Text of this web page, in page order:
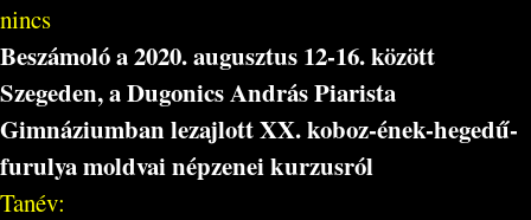
nincs
Beszámoló a 2020. augusztus 12-16. között
Szegeden, a Dugonics András Piarista
Gimnáziumban lezajlott XX. koboz-ének-hegedű-
furulya moldvai népzenei kurzusról
Tanév: